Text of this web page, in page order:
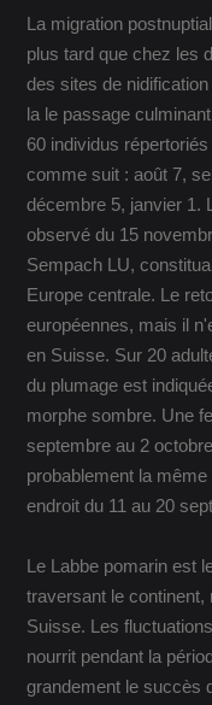
La migration
plus tard que chez les
des sites de
la le passage
60 individus
comme suit : août 7,
décembre 5, janvier 1.
observé du 15
Sempach LU,
Europe centrale. Le
européennes, mais il
en Suisse. Sur 20
du plumage est
morphe sombre. Une
septembre au 2
probablement la
endroit du 11 au 20
Le Labbe pomarin est
traversant le continent,
Suisse. Les
nourrit pendant la
grandement le succès